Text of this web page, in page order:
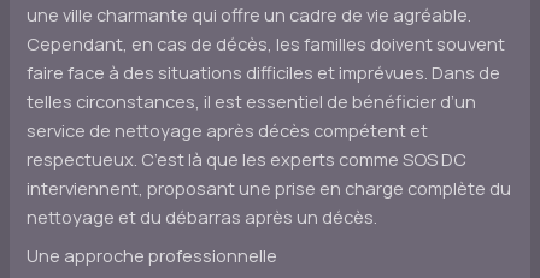
une ville charmante qui offre un cadre de vie agréable.
Cependant, en cas de décès, les familles doivent souvent
faire face à des situations difficiles et imprévues. Dans de
telles circonstances, il est essentiel de bénéficier d’un
service de nettoyage après décès compétent et
respectueux. C’est là que les experts comme SOS DC
interviennent, proposant une prise en charge complète du
nettoyage et du débarras après un décès.
Une approche professionnelle